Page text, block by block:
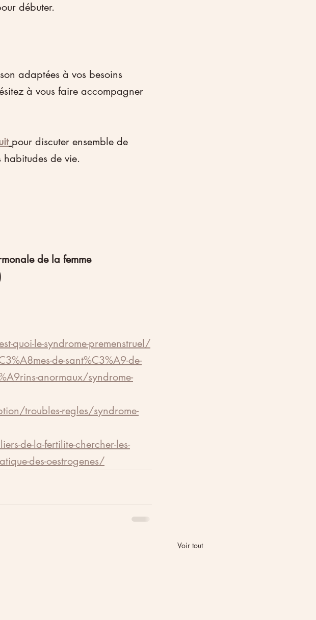
débuter.
adaptées à vos besoins
à vous faire accompagner
pour discuter ensemble de
habitudes de vie.
de la femme
quoi-le-syndrome-premenstruel/
de-sant%C3%A9-de-
anormaux/syndrome-
troubles-regles/syndrome-
de-la-fertilite-chercher-les-
des-oestrogenes/
Voir tout